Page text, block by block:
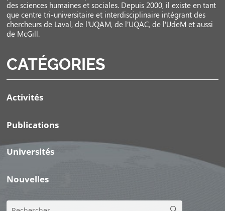
des sciences humaines et sociales. Depuis 2000, il existe en tant
que centre tri-universitaire et interdisciplinaire intégrant des
chercheurs de Laval, de l’UQAM, de l’UQAC, de l’UdeM et aussi
de McGill.
CATÉGORIES
Activités
Publications
Universités
Nouvelles